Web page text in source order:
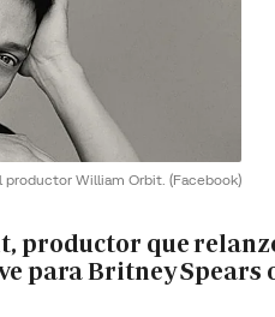
productor William Orbit. (Facebook)
productor que
para Britney Spears